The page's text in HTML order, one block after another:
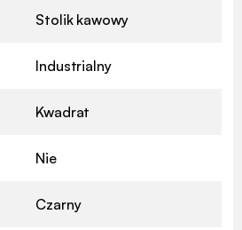
Stolik kawowy
Industrialny
Kwadrat
Nie
Czarny